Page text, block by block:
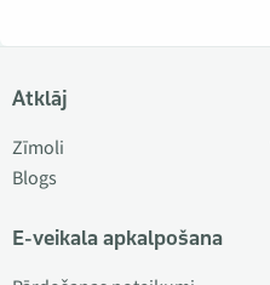
Atklāj
Zīmoli
Blogs
E-veikala apkalpošana